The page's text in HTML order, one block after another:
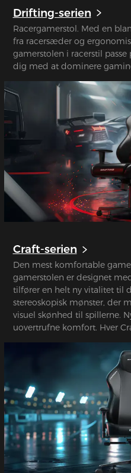
Drifting-serien
Racergamerstol. Med en
fra racersæder og
gamerstolen i racerstil
dig med at dominere
Craft-serien
Den mest komfortable
gamerstolen er designet
tilfører en helt ny vitalitet til
stereoskopisk mønster, der
visuel skønhed til spillerne.
uovertrufne komfort. Hver